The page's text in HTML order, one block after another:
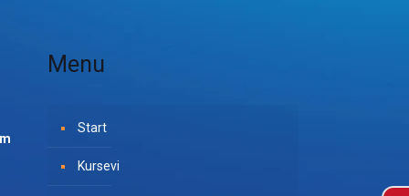
Menu
Start
Kursevi